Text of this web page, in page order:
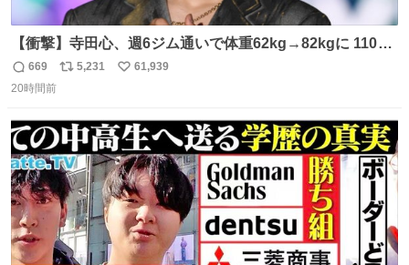
【衝撃】寺田心、週6ジム通いで体重62kg→82kgに 110kg
のベンチプレス持ち上げる姿披露
news.livedoor.com/article/detail… 元々自重のみだった
のためおにぎり10個、ゼリー飲料3～4本、パスタと毎日4
千kcalオーバーの食事を摂取し、増量したという。
返
信
669
リ
ト
数
5,231
い
数
61,939
20時間前